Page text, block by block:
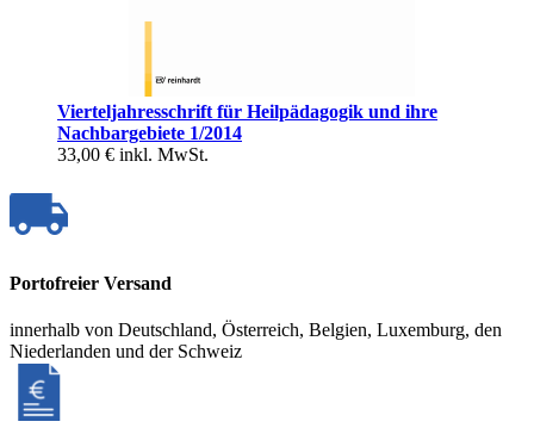
Vierteljahresschrift für Heilpädagogik und ihre
Nachbargebiete 1/2014
33,00 € inkl. MwSt.
Portofreier Versand
innerhalb von Deutschland, Österreich, Belgien, Luxemburg, den
Niederlanden und der Schweiz